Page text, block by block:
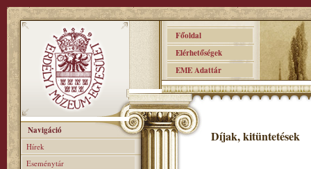
Főoldal
Elérhetőségek
EME Adattár
Navigáció
Hírek
Eseménytár
Díjak, kitüntetések